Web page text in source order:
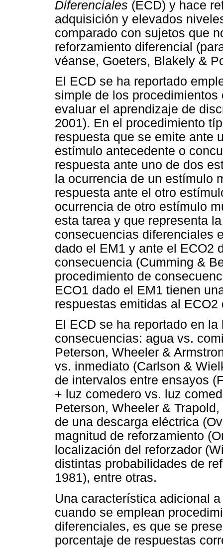
Diferenciales (ECD) y hace
adquisición y elevados
comparado con sujetos que
reforzamiento diferencial
véanse, Goeters, Blakely &
El ECD se ha reportado
simple de los
evaluar el aprendizaje de
2001). En el procedimiento
respuesta que se emite ante
estímulo antecedente o
respuesta ante uno de dos
la ocurrencia de un estímulo
respuesta ante el otro
ocurrencia de otro estímulo
esta tarea y que representa
consecuencias diferenciales
dado el EM1 y ante el ECO2
consecuencia (Cumming &
procedimiento de
ECO1 dado el EM1 tienen
respuestas emitidas al ECO2
El ECD se ha reportado en
consecuencias: agua vs.
Peterson, Wheeler &
vs. inmediato (Carlson &
de intervalos entre ensayos
+ luz comedero vs. luz
Peterson, Wheeler &
de una descarga eléctrica
magnitud de reforzamiento
localización del reforzador
distintas probabilidades de
1981), entre otras.
Una característica adicional
cuando se emplean
diferenciales, es que se
porcentaje de respuestas